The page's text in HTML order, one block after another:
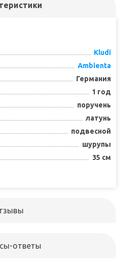
Kludi
Ambienta
Германия
1 год
поручень
латунь
подвесной
шурупы
35 см
ответы